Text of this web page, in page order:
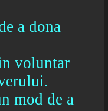
a dona
voluntar
mod de a